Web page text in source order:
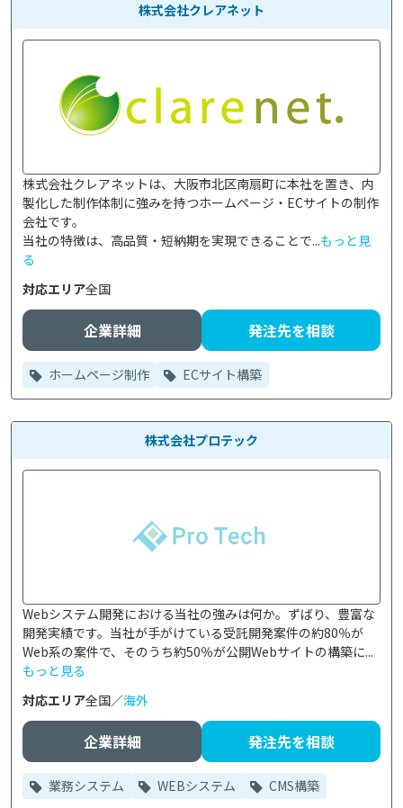
株式会社クレアネット
株式会社クレアネットは、大阪市北区南扇町に本社を置き、内
製化した制作体制に強みを持つホームページ・ECサイトの制作
会社です。
当社の特徴は、高品質・短納期を実現できることで...もっと見
る
対応エリア全国
企業詳細 発注先を相談
ホームページ制作 ECサイト構築
株式会社プロテック
Webシステム開発における当社の強みは何か。ずばり、豊富な
開発実績です。当社が手がけている受託開発案件の約80％が
Web系の案件で、そのうち約50％が公開Webサイトの構築に...
もっと見る
対応エリア全国／海外
企業詳細 発注先を相談
業務システム WEBシステム CMS構築